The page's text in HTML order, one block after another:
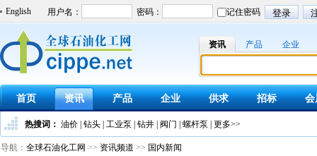
English
资讯 产品 企业
首页 资讯 产品 企业 供求 招标 会
热搜词： 油价 钻头 工业泵 钻井 阀门 螺杆泵 更多>>
导航： 全球石油化工网 >> 资讯频道 >> 国内新闻